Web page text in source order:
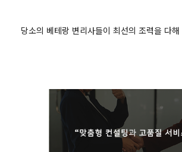
당소의 베테랑 변리사들이 최선의 조력을 다